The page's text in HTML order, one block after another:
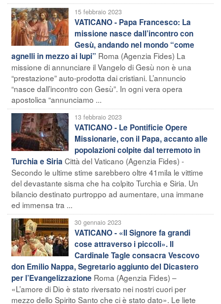
15 febbraio 2023
VATICANO - Papa Francesco: La
missione nasce dall’incontro con
Gesù, andando nel mondo “come
agnelli in mezzo ai lupi” Roma (Agenzia Fides) La
missione di annunciare il Vangelo di Gesù non è una
“prestazione” auto-prodotta dai cristiani. L’annuncio
“nasce dall’incontro con Gesù”. In ogni vera opera
apostolica “annunciamo ...
13 febbraio 2023
VATICANO - Le Pontificie Opere
Missionarie, con il Papa, accanto alle
popolazioni colpite dal terremoto in
Turchia e Siria Città del Vaticano (Agenzia Fides) -
Secondo le ultime stime sarebbero oltre 41mila le vittime
del devastante sisma che ha colpito Turchia e Siria. Un
bilancio destinato purtroppo ad aumentare, una immane
ed immensa tra ...
30 gennaio 2023
VATICANO - «Il Signore fa grandi
cose attraverso i piccoli». Il
Cardinale Tagle consacra Vescovo
don Emilio Nappa, Segretario aggiunto del Dicastero
per l’Evangelizzazione Roma (Agenzia Fides) –
«L’amore di Dio è stato riversato nei nostri cuori per
mezzo dello Spirito Santo che ci è stato dato». Le liete